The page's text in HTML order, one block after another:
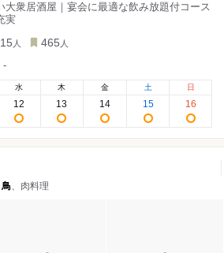
衆居酒屋｜宴会に最適な飲み放題付コース
実
15 人 465 人
-
水
12
木
13
金
14
土
15
日
16
、肉料理